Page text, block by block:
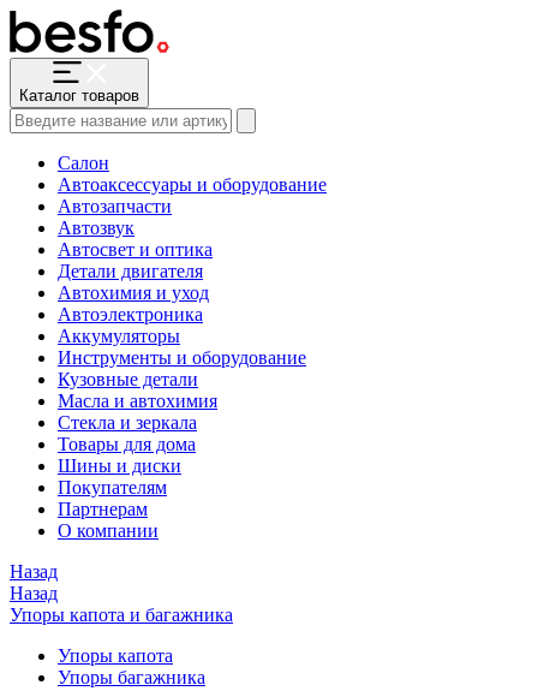
Каталог товаров
Салон
Автоаксессуары и оборудование
Автозапчасти
Автозвук
Автосвет и оптика
Детали двигателя
Автохимия и уход
Автоэлектроника
Аккумуляторы
Инструменты и оборудование
Кузовные детали
Масла и автохимия
Стекла и зеркала
Товары для дома
Шины и диски
Покупателям
Партнерам
О компании
Назад
Назад
Упоры капота и багажника
Упоры капота
Упоры багажника